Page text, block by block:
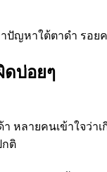
ดบ่อยๆ
หลายคนเข้าใจว่
กติ